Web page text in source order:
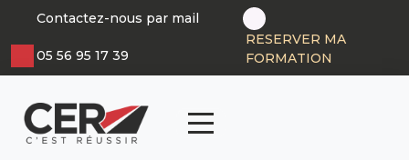
Panneau de gestion des cookies
Contactez-nous par mail
05 56 95 17 39
RESERVER MA
FORMATION